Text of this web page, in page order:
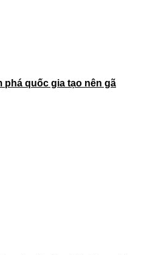
phá quốc gia tạo nên gã